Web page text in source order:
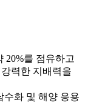
20%를 점유하고
력한 지배력을
수화 및 해양 응용